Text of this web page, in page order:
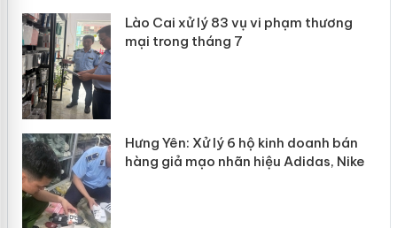
Lào Cai xử lý 83 vụ vi phạm thương
mại trong tháng 7
Hưng Yên: Xử lý 6 hộ kinh doanh bán
hàng giả mạo nhãn hiệu Adidas, Nike